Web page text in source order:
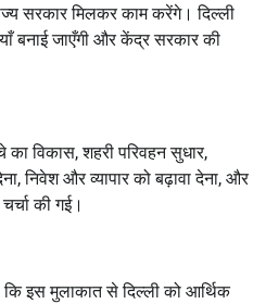
सरकार मिलकर काम करेंगे। दिल्ली
बनाई जाएँगी और केंद्र सरकार की
विकास, शहरी परिवहन सुधार,
निवेश और व्यापार को बढ़ावा देना, और
की गई।
कि इस मुलाकात से दिल्ली को आर्थिक